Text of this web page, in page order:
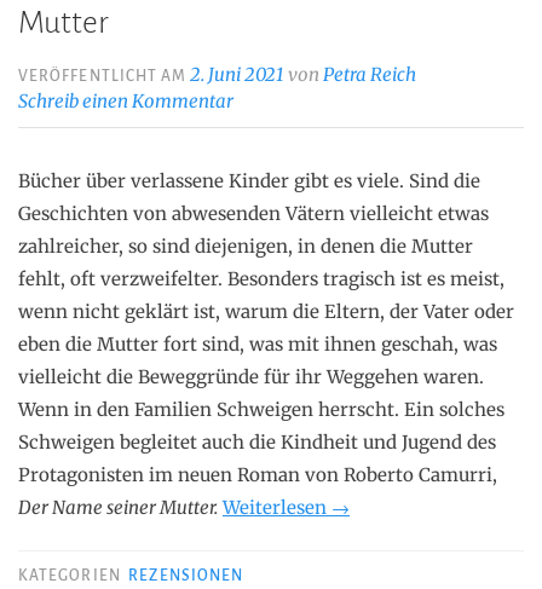
Mutter
VERÖFFENTLICHT AM2. Juni 2021 vonPetra Reich
Schreib einen Kommentar
Bücher über verlassene Kinder gibt es viele. Sind die
Geschichten von abwesenden Vätern vielleicht etwas
zahlreicher, so sind diejenigen, in denen die Mutter
fehlt, oft verzweifelter. Besonders tragisch ist es meist,
wenn nicht geklärt ist, warum die Eltern, der Vater oder
eben die Mutter fort sind, was mit ihnen geschah, was
vielleicht die Beweggründe für ihr Weggehen waren.
Wenn in den Familien Schweigen herrscht. Ein solches
Schweigen begleitet auch die Kindheit und Jugend des
Protagonisten im neuen Roman von Roberto Camurri,
Der Name seiner Mutter. Weiterlesen „Roberto
→
KATEGORIEN
REZENSIONEN